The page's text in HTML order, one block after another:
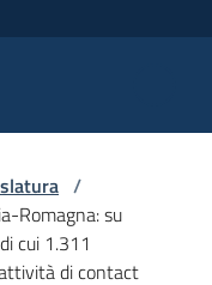
/
Romagna: su
cui 1.311
di contact